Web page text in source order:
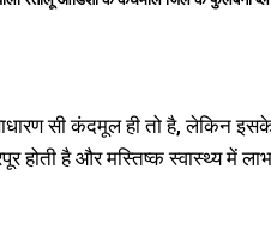
सी कंदमूल ही तो है, लेकिन
होती है और मस्तिष्क स्वास्थ्य में